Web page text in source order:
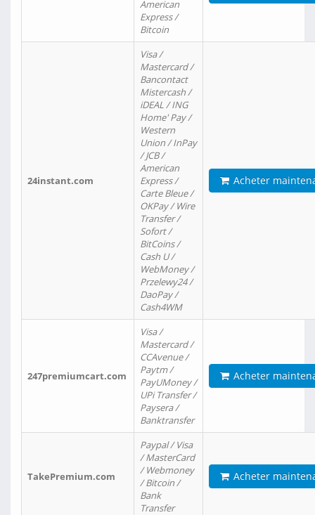
American
Express /
Bitcoin
24instant.com
Visa /
Mastercard /
Bancontact
Mistercash /
iDEAL / ING
Home' Pay /
Western
Union / InPay
/ JCB /
American
Express /
Carte Bleue /
OKPay / Wire
Transfer /
Sofort /
BitCoins /
Cash U /
WebMoney /
Przelewy24 /
DaoPay /
Cash4WM
Acheter
247premiumcart.com
Visa /
Mastercard /
CCAvenue /
Paytm /
PayUMoney /
UPi Transfer /
Paysera /
Banktransfer
Acheter
TakePremium.com
Paypal / Visa
/ MasterCard
/ Webmoney
/ Bitcoin /
Bank
Transfer
Acheter